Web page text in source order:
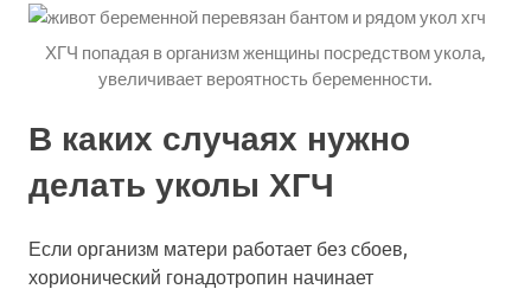
ХГЧ попадая в организм женщины посредством укола,
увеличивает вероятность беременности.
В каких случаях нужно
делать уколы ХГЧ
Если организм матери работает без сбоев,
хорионический гонадотропин начинает